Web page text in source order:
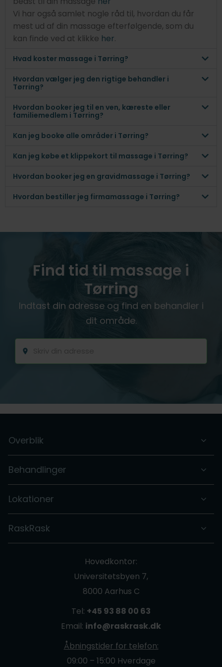
Vi har også samlet nogle råd til, hvordan du får
mest ud af din massage efterfølgende, som du
kan finde ved at klikke her.
Hvad koster massage i Tørring?
Hvordan vælger jeg den rigtige behandler i
Tørring?
Hvordan booker jeg til en ven, kæreste eller
familiemedlem i Tørring?
Kan jeg booke alle områder i Tørring?
Kan jeg købe et klippekort til massage i Tørring?
Hvordan booker jeg en gravidmassage i Tørring?
Hvordan bestiller jeg firmamassage i Tørring?
Find tid til massage i
Tørring
Indtast din adresse og find en behandler i
dit område.
Overblik
Behandlinger
Lokationer
RaskRask
Hovedkontor:
Universitetsbyen 7,
8000 Aarhus C
Tel: +45 93 88 00 63
Email: info@raskrask.dk
Åbningstider for telefon:
09:00 – 15:00 Hverdage